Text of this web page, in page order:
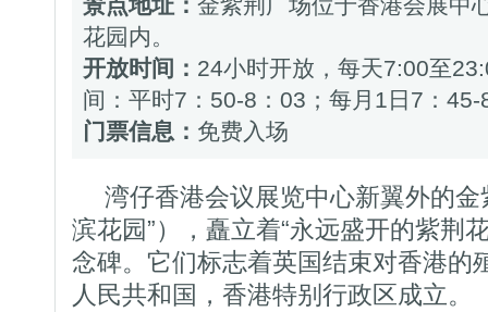
景点地址： 金紫荆广场位于香港会展中
花园内。
开放时间： 24小时开放，每天7:00至
间：平时7：50-8：03；每月1日7：45-
门票信息： 免费入场
湾仔香港会议展览中心新翼外的金
滨花园”），矗立着“永远盛开的紫荆
念碑。它们标志着英国结束对香港的
人民共和国，香港特别行政区成立。